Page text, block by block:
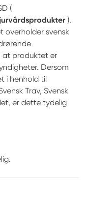
(
).
overholder svensk
at produktet er
Dersom
i henhold til
Trav, Svensk
er dette tydelig